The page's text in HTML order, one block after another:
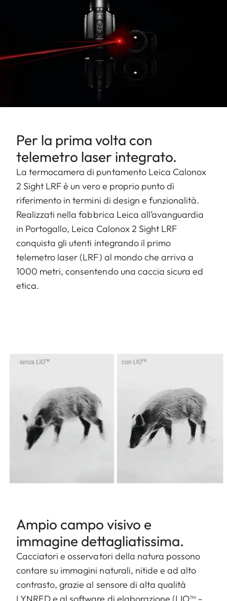
Per la prima volta con
telemetro laser integrato.
La termocamera di puntamento Leica Calonox
2 Sight LRF è un vero e proprio punto di
riferimento in termini di design e funzionalità.
Realizzati nella fabbrica Leica all’avanguardia
in Portogallo, Leica Calonox 2 Sight LRF
conquista gli utenti integrando il primo
telemetro laser (LRF) al mondo che arriva a
1000 metri, consentendo una caccia sicura ed
etica.
Ampio campo visivo e
immagine dettagliatissima.
Cacciatori e osservatori della natura possono
contare su immagini naturali, nitide e ad alto
contrasto, grazie al sensore di alta qualità
LYNRED e al software di elaborazione (LIO™ –